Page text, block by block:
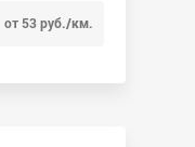
от 53 руб./км.